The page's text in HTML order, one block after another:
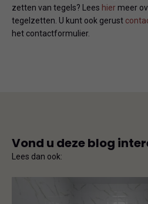
zetten van tegels? Lees hier meer
tegelzetten. U kunt ook gerust
het contactformulier.
Vond u deze blog
Lees dan ook: